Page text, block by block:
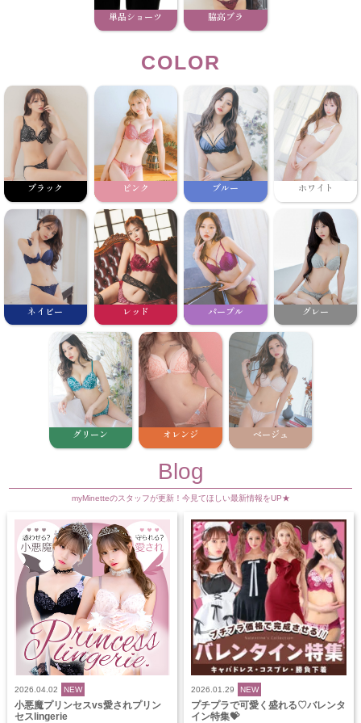
単品ショーツ 脇高ブラ
COLOR
ブラック ピンク ブルー ホワイト
ネイビー レッド パープル グレー
グリーン オレンジ ベージュ
Blog
myMinetteのスタッフが更新！今見てほしい最新情報をUP★
2026.04.02 NEW
小悪魔プリンセスvs愛されプリン
セスlingerie
2026.01.29 NEW
プチプラで可愛く盛れる♡バレンタ
イン特集💝